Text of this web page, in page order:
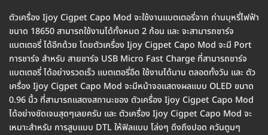
ตัวเครื่อง Ijoy Cigpet Capo Mod จะใช้งานแบตเตอรี่จาก ถ่านบุหรี่ไฟฟ้า
ขนาด 18650 สามารถใช้งานได้ทั้งหมด 2 ก้อน และ จะสามารถชาร์จ
แบตเตอรี่ ได้อีกด้วย โดยตัวเครื่อง Ijoy Cigpet Capo Mod จะมี Port
การชาร์จ สำหรับ สายชาร์จ USB Micro Fast Charge ที่สามารถชาร์จ
แบตเตอรี่ ได้อย่างรวดเร็ว แบตเตอรี่อึด ใช้งานได้นาน ตลอดทั้งวัน และ ตัว
เครื่อง Ijoy Cigpet Capo Mod จะมีหน้าจอแสดงผลแบบ OLED ขนาด
0.96 นื้ว ที่สามารถแสดงสถานะของ ตัวเครื่อง Ijoy Cigpet Capo Mod
ได้อย่างชัดเจนสุดๆเลยครับ และ ตัวเครื่อง Ijoy Cigpet Capo Mod จะ
เหมาะสำหรับ การสูบแบบ DTL ให้ฟิลแบบ โล่งๆ ดึงถึงปอด ควันตูมๆ